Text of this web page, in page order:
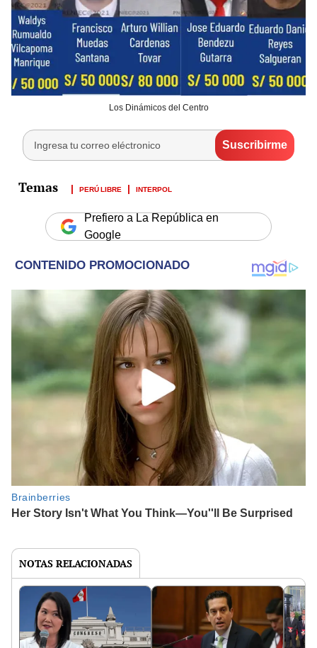
Los Dinámicos del Centro
PERÚ LIBRE INTERPOL
Prefiero a La República en
Google
NOTAS RELACIONADAS